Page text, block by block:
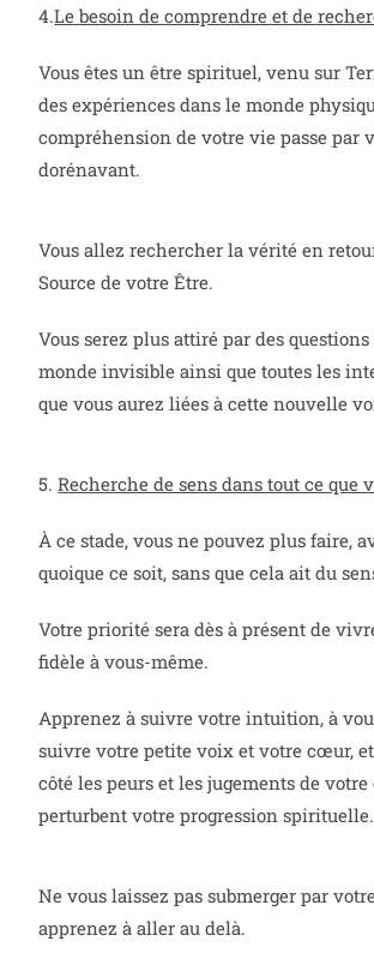
4.Le besoin de comprendre et de
Vous êtes un être spirituel, venu sur
des expériences dans le monde
compréhension de votre vie passe par
dorénavant.
Vous allez rechercher la vérité en
Source de votre Être.
Vous serez plus attiré par des
monde invisible ainsi que toutes les
que vous aurez liées à cette nouvelle
5.Recherche de sens dans tout ce que
À ce stade, vous ne pouvez plus faire,
quoique ce soit, sans que cela ait du
Votre priorité sera dès à présent de
fidèle à vous-même.
Apprenez à suivre votre intuition, à
suivre votre petite voix et votre cœur,
côté les peurs et les jugements de votre
perturbent votre progression spirituelle.
Ne vous laissez pas submerger par
apprenez à aller au delà.